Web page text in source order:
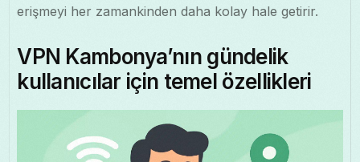
erişmeyi her zamankinden daha kolay hale getirir.
VPN Kambonya’nın gündelik
kullanıcılar için temel özellikleri